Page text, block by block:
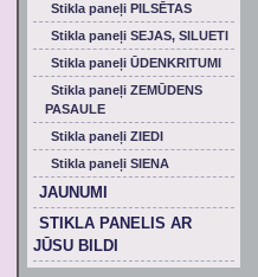
Stikla paneļi PILSĒTAS
Stikla paneļi SEJAS, SILUETI
Stikla paneļi ŪDENKRITUMI
Stikla paneļi ZEMŪDENS
PASAULE
Stikla paneļi ZIEDI
Stikla paneļi SIENA
JAUNUMI
STIKLA PANELIS AR
JŪSU BILDI